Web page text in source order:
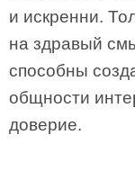
и искренни.
на здравый
способны
общности
доверие.